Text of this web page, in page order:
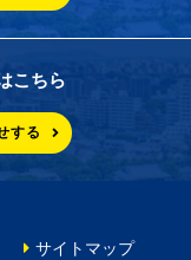
こちら
する
サイトマップ